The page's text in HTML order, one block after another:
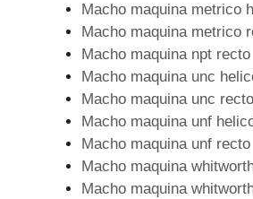
Macho maquina metrico
Macho maquina metrico
Macho maquina npt recto
Macho maquina unc
Macho maquina unc recto
Macho maquina unf
Macho maquina unf recto
Macho maquina
Macho maquina